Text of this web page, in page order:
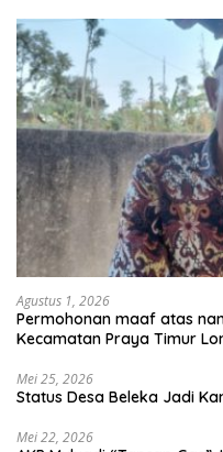
Agustus 1, 2026
Permohonan maaf atas
Kecamatan Praya Timur
Mei 25, 2026
Status Desa Beleka Jadi
Mei 22, 2026